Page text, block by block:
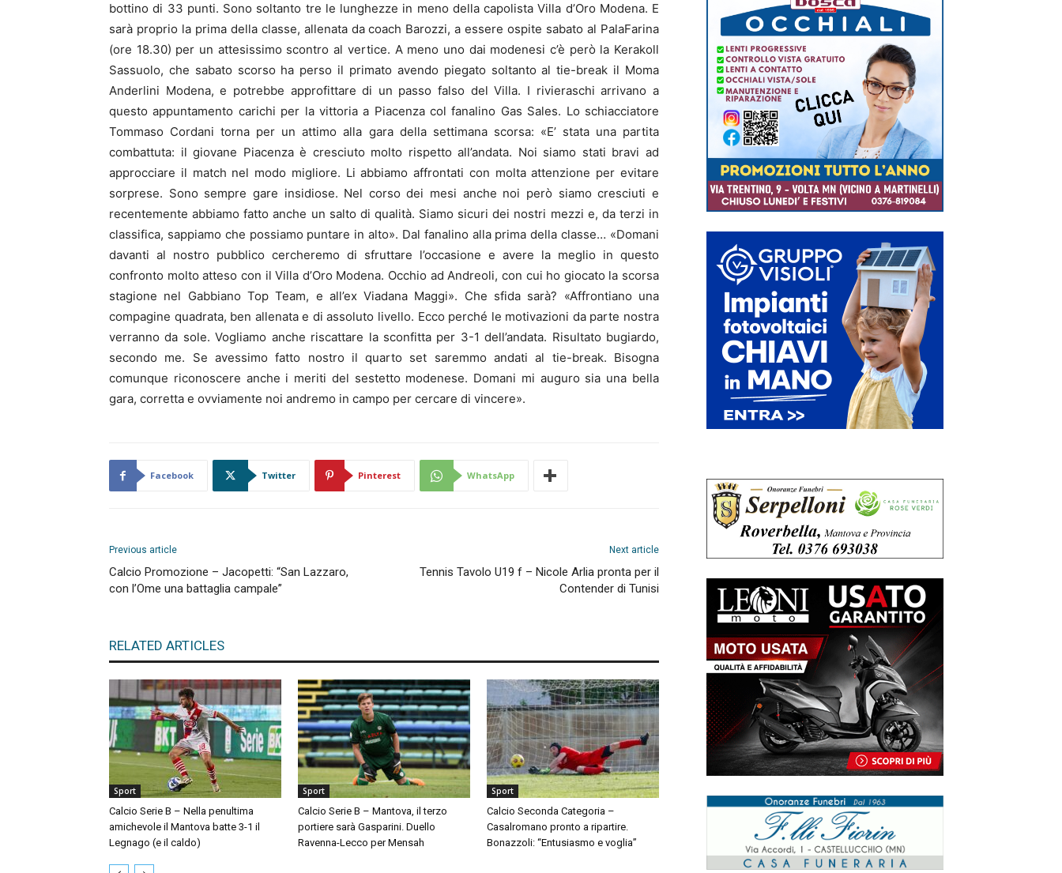
bottino di 33 punti. Sono soltanto tre le lunghezze in meno della capolista Villa d’Oro Modena. E
sarà proprio la prima della classe, allenata da coach Barozzi, a essere ospite sabato al PalaFarina
(ore 18.30) per un attesissimo scontro al vertice. A meno uno dai modenesi c’è però la Kerakoll
Sassuolo, che sabato scorso ha perso il primato avendo piegato soltanto al tie-break il Moma
Anderlini Modena, e potrebbe approfittare di un passo falso del Villa. I rivieraschi arrivano a
questo appuntamento carichi per la vittoria a Piacenza col fanalino Gas Sales. Lo schiacciatore
Tommaso Cordani torna per un attimo alla gara della settimana scorsa: «E’ stata una partita
combattuta: il giovane Piacenza è cresciuto molto rispetto all’andata. Noi siamo stati bravi ad
approcciare il match nel modo migliore. Li abbiamo affrontati con molta attenzione per evitare
sorprese. Sono sempre gare insidiose. Nel corso dei mesi anche noi però siamo cresciuti e
recentemente abbiamo fatto anche un salto di qualità. Siamo sicuri dei nostri mezzi e, da terzi in
classifica, sappiamo che possiamo puntare in alto». Dal fanalino alla prima della classe… «Domani
davanti al nostro pubblico cercheremo di sfruttare l’occasione e avere la meglio in questo
confronto molto atteso con il Villa d’Oro Modena. Occhio ad Andreoli, con cui ho giocato la scorsa
stagione nel Gabbiano Top Team, e all’ex Viadana Maggi». Che sfida sarà? «Affrontiano una
compagine quadrata, ben allenata e di assoluto livello. Ecco perché le motivazioni da parte nostra
verranno da sole. Vogliamo anche riscattare la sconfitta per 3-1 dell’andata. Risultato bugiardo,
secondo me. Se avessimo fatto nostro il quarto set saremmo andati al tie-break. Bisogna
comunque riconoscere anche i meriti del sestetto modenese. Domani mi auguro sia una bella
gara, corretta e ovviamente noi andremo in campo per cercare di vincere».
Facebook Twitter Pinterest WhatsApp
Previous article
Calcio Promozione – Jacopetti: “San Lazzaro,
con l’Ome una battaglia campale”
Next article
Tennis Tavolo U19 f – Nicole Arlia pronta per il
Contender di Tunisi
RELATED ARTICLES
Sport
Calcio Serie B – Nella penultima
amichevole il Mantova batte 3-1 il
Legnago (e il caldo)
Sport
Calcio Serie B – Mantova, il terzo
portiere sarà Gasparini. Duello
Ravenna-Lecco per Mensah
Sport
Calcio Seconda Categoria –
Casalromano pronto a ripartire.
Bonazzoli: “Entusiasmo e voglia”